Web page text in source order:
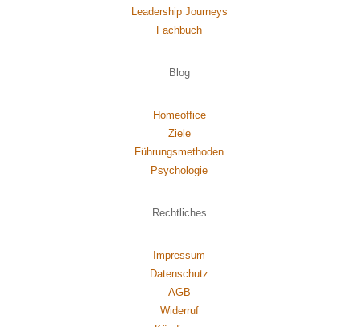
Leadership Journeys
Fachbuch
Blog
Homeoffice
Ziele
Führungsmethoden
Psychologie
Rechtliches
Impressum
Datenschutz
AGB
Widerruf